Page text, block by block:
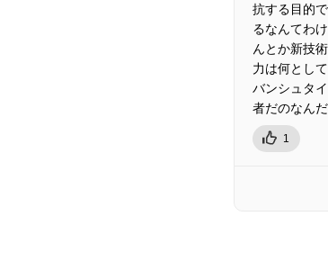
抗する目的
るなんてわ
んとか新技
力は何とし
バンシュタ
者だのなん
1